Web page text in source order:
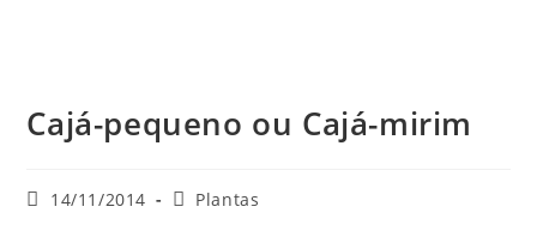
Cajá-pequeno ou Cajá-mirim
Post14/11/2014
Categoria
Plantas